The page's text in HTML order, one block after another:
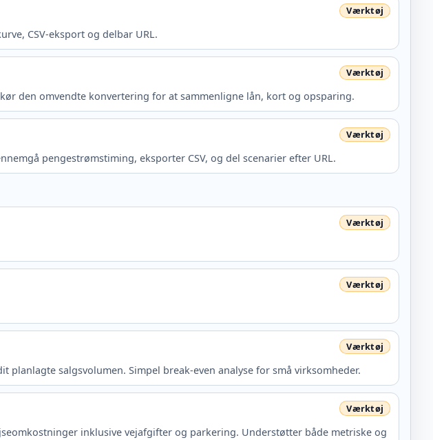
CSV-eksport og delbar URL.
den omvendte konvertering for at sammenligne lån, kort og opsparing.
pengestrømstiming, eksporter CSV, og del scenarier efter URL.
salgsvolumen. Simpel break-even analyse for små virksomheder.
inklusive vejafgifter og parkering. Understøtter både metriske og